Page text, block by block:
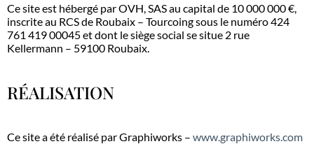
Ce site est hébergé par OVH, SAS au capital de 10 000 000 €,
inscrite au RCS de Roubaix – Tourcoing sous le numéro 424
761 419 00045 et dont le siège social se situe 2 rue
Kellermann – 59100 Roubaix.
RÉALISATION
Ce site a été réalisé par Graphiworks – www.graphiworks.com